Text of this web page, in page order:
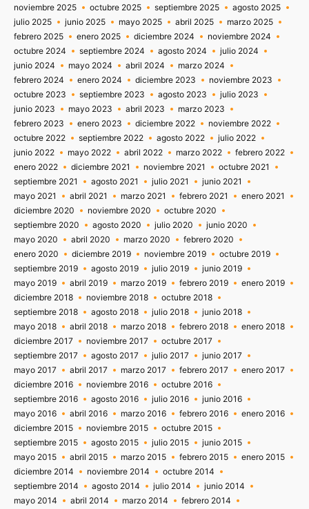
noviembre 2025
octubre 2025 septiembre 2025
agosto 2025
julio 2025
junio 2025 mayo 2025 abril 2025
marzo 2025
febrero 2025
enero 2025 diciembre 2024
noviembre 2024
octubre 2024
septiembre 2024 agosto 2024
julio 2024
junio 2024
mayo 2024 abril 2024
marzo 2024
febrero 2024
enero 2024 diciembre 2023
noviembre 2023
octubre 2023
septiembre 2023 agosto 2023
julio 2023
junio 2023
mayo 2023 abril 2023
marzo 2023
febrero 2023
enero 2023 diciembre 2022
noviembre 2022
octubre 2022
septiembre 2022 agosto 2022
julio 2022
junio 2022
mayo 2022 abril 2022 marzo 2022
febrero 2022
enero 2022
diciembre 2021 noviembre 2021
octubre 2021
septiembre 2021
agosto 2021 julio 2021
junio 2021
mayo 2021
abril 2021 marzo 2021 febrero 2021
enero 2021
diciembre 2020
noviembre 2020
octubre 2020
septiembre 2020
agosto 2020 julio 2020
junio 2020
mayo 2020
abril 2020 marzo 2020
febrero 2020
enero 2020
diciembre 2019 noviembre 2019
octubre 2019
septiembre 2019
agosto 2019 julio 2019
junio 2019
mayo 2019
abril 2019 marzo 2019 febrero 2019
enero 2019
diciembre 2018
noviembre 2018
octubre 2018
septiembre 2018
agosto 2018 julio 2018
junio 2018
mayo 2018
abril 2018 marzo 2018 febrero 2018
enero 2018
diciembre 2017
noviembre 2017
octubre 2017
septiembre 2017
agosto 2017 julio 2017
junio 2017
mayo 2017
abril 2017 marzo 2017 febrero 2017
enero 2017
diciembre 2016
noviembre 2016
octubre 2016
septiembre 2016
agosto 2016 julio 2016
junio 2016
mayo 2016
abril 2016 marzo 2016 febrero 2016
enero 2016
diciembre 2015
noviembre 2015
octubre 2015
septiembre 2015
agosto 2015 julio 2015
junio 2015
mayo 2015
abril 2015 marzo 2015 febrero 2015
enero 2015
diciembre 2014
noviembre 2014
octubre 2014
septiembre 2014
agosto 2014 julio 2014
junio 2014
mayo 2014
abril 2014 marzo 2014 febrero 2014